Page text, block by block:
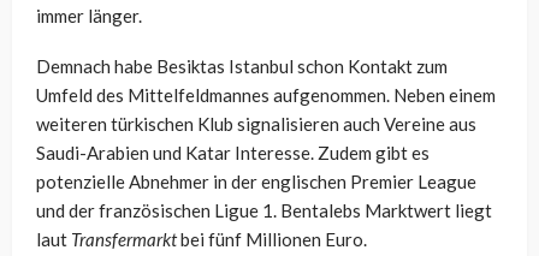
immer länger.
Demnach habe Besiktas Istanbul schon Kontakt zum
Umfeld des Mittelfeldmannes aufgenommen. Neben einem
weiteren türkischen Klub signalisieren auch Vereine aus
Saudi-Arabien und Katar Interesse. Zudem gibt es
potenzielle Abnehmer in der englischen Premier League
und der französischen Ligue 1. Bentalebs Marktwert liegt
laut Transfermarktbei fünf Millionen Euro.